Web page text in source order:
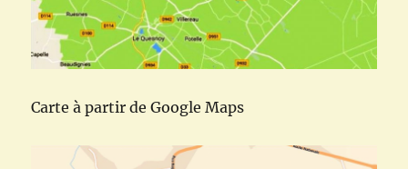
Carte à partir de Google Maps